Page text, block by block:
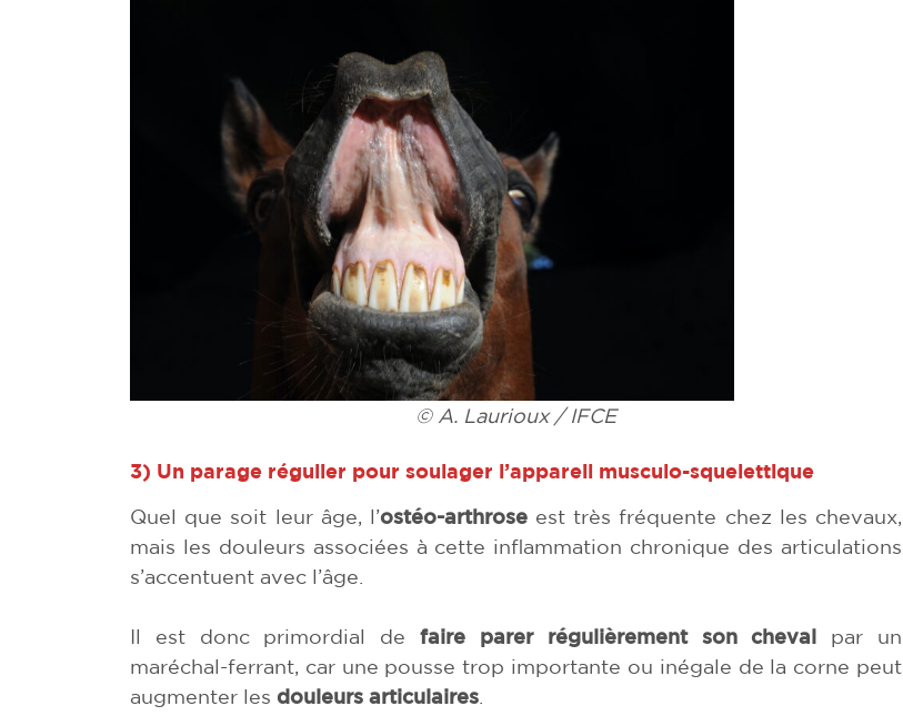
© A. Laurioux / IFCE
3) Un parage régulier pour soulager l’appareil musculo-squelettique
Quel que soit leur âge, l’ostéo-arthroseest très fréquente chez les chevaux,
mais les douleurs associées à cette inflammation chronique des articulations
s’accentuent avec l’âge.
Il est donc primordial defaire parer régulièrement son cheval par un
maréchal-ferrant, car une pousse trop importante ou inégale de la corne peut
augmenter les douleurs articulaires